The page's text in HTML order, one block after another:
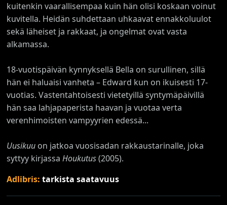
kuitenkin vaarallisempaa kuin hän olisi koskaan voinut
kuvitella. Heidän suhdettaan uhkaavat ennakkoluulot
sekä läheiset ja rakkaat, ja ongelmat ovat vasta
alkamassa.
18-vuotispäivän kynnyksellä Bella on surullinen, sillä
hän ei haluaisi vanheta – Edward kun on ikuisesti 17-
vuotias. Vastentahtoisesti vietetyillä syntymäpäivillä
hän saa lahjapaperista haavan ja vuotaa verta
verenhimoisten vampyyrien edessä...
Uusikuu on jatkoa vuosisadan rakkaustarinalle, joka
syttyy kirjassaHoukutus(2005).
Adlibris:tarkista saatavuus